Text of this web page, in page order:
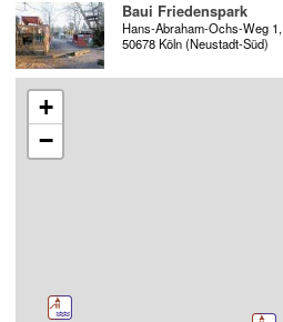
Baui Friedenspark
Hans-Abraham-Ochs-Weg 1,
50678 Köln (Neustadt-Süd)
+
−